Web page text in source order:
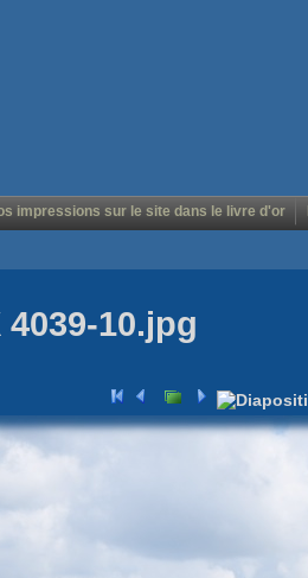
impressions sur le site dans le livre d'or
4039-10.jpg